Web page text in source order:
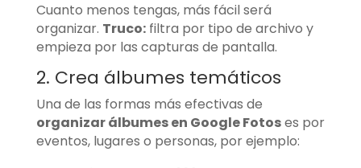
Cuanto menos tengas, más fácil será
organizar. Truco:filtra por tipo de archivo y
empieza por las capturas de pantalla.
2. Crea álbumes temáticos
Una de las formas más efectivas de
organizar álbumes en Google Fotoses por
eventos, lugares o personas, por ejemplo: